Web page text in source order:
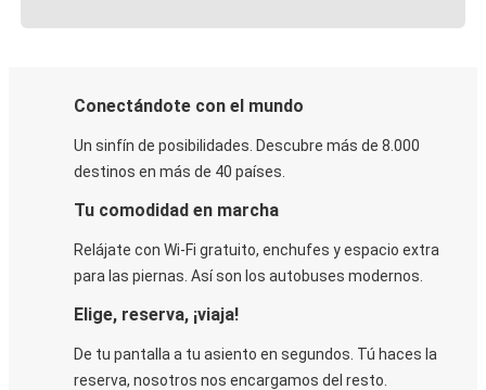
Conectándote con el mundo
Un sinfín de posibilidades. Descubre más de 8.000
destinos en más de 40 países.
Tu comodidad en marcha
Relájate con Wi-Fi gratuito, enchufes y espacio extra
para las piernas. Así son los autobuses modernos.
Elige, reserva, ¡viaja!
De tu pantalla a tu asiento en segundos. Tú haces la
reserva, nosotros nos encargamos del resto.